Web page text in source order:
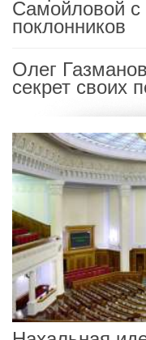
Самойловой с
поклонников
Олег
секрет своих